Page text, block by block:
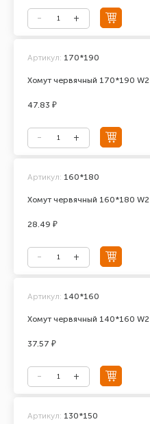
Хомут червячный 170*190 W2
Артикул: 170*190
47.83 ₽
Хомут червячный 160*180 W2
Артикул: 160*180
28.49 ₽
Хомут червячный 140*160 W2
Артикул: 140*160
37.57 ₽
Артикул: 130*150